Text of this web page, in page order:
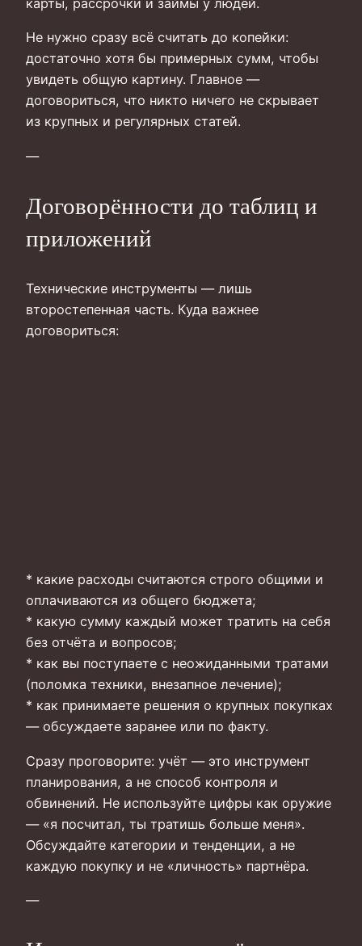
карты, рассрочки и займы у людей.
Не нужно сразу всё считать до копейки:
достаточно хотя бы примерных сумм, чтобы
увидеть общую картину. Главное —
договориться, что никто ничего не скрывает
из крупных и регулярных статей.
—
Договорённости до таблиц и
приложений
Технические инструменты — лишь
второстепенная часть. Куда важнее
договориться:
* какие расходы считаются строго общими и
оплачиваются из общего бюджета;
* какую сумму каждый может тратить на себя
без отчёта и вопросов;
* как вы поступаете с неожиданными тратами
(поломка техники, внезапное лечение);
* как принимаете решения о крупных покупках
— обсуждаете заранее или по факту.
Сразу проговорите: учёт — это инструмент
планирования, а не способ контроля и
обвинений. Не используйте цифры как оружие
— «я посчитал, ты тратишь больше меня».
Обсуждайте категории и тенденции, а не
каждую покупку и не «личность» партнёра.
—